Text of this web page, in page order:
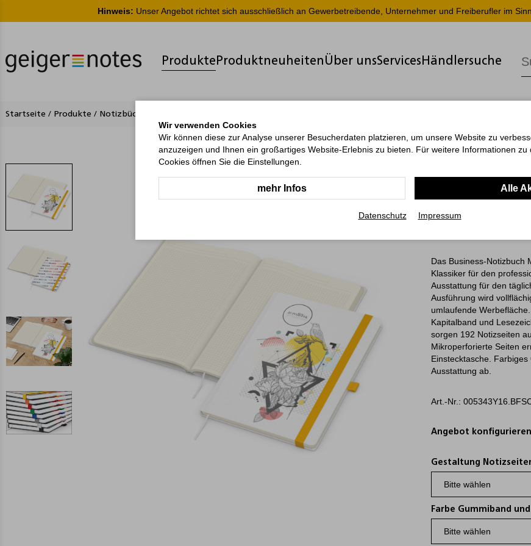
Hinweis: Unser Angebot richtet sich ausschließlich an Gewerbetreibende, Unternehmer und Freiberufler im
ProdukteProduktneuheiten Über unsServicesHändlersuche
Startseite / Produkte / Notizbücher
Match-
A4,
Das Business-Notizbuch
Klassiker für den
Ausstattung für den
Ausführung wird
umlaufende
Kapitalband und
sorgen 192 Notizseiten
Mikroperforierte Seiten
Einstecktasche.
Ausstattung ab.
Art.-Nr.:
Angebot konfigurieren
Gestaltung
Farbe Gummiband
Wir verwenden Cookies
Wir können diese zur Analyse unserer Besucherdaten platzieren, um unsere Website zu
anzuzeigen und Ihnen ein großartiges Website-Erlebnis zu bieten. Für weitere Informationen zu
Cookies öffnen Sie die Einstellungen.
mehr Infos Alle
Datenschutz Impressum